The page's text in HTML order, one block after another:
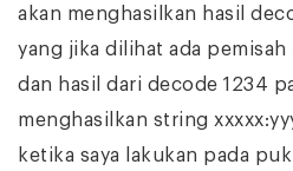
akan menghasilkan hasil
yang jika dilihat ada
dan hasil dari decode 1234
menghasilkan string
ketika saya lakukan pada